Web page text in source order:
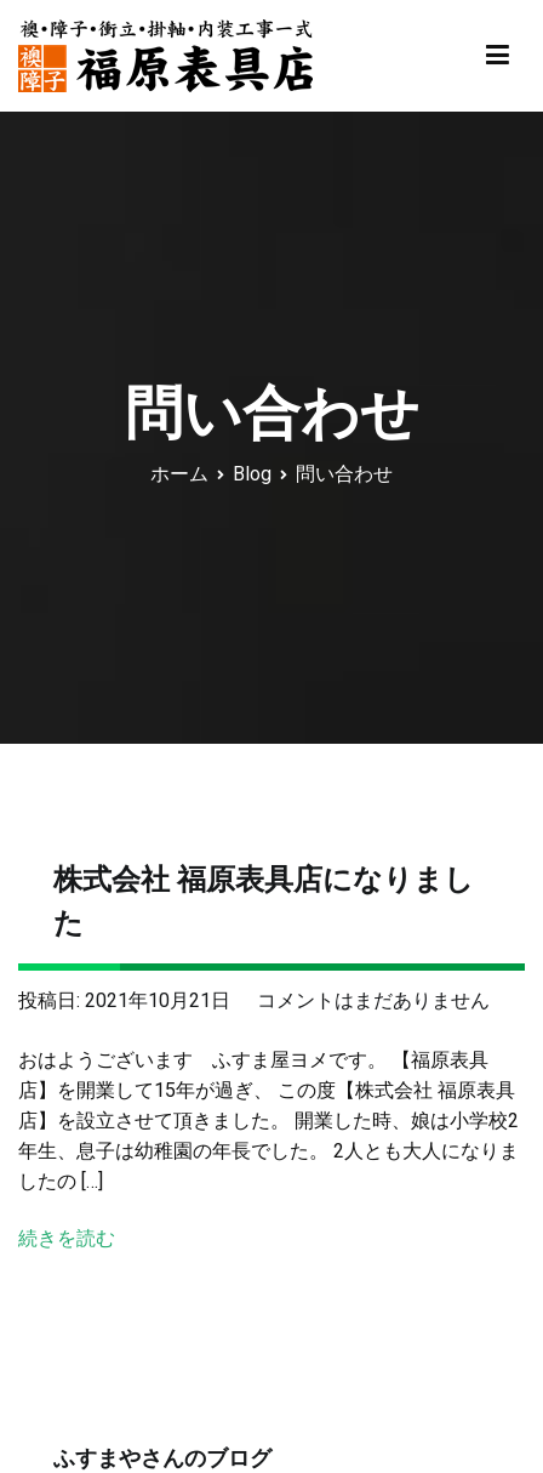
福原表具店
問い合わせ
ホーム Blog 問い合わせ
株式会社 福原表具店になりまし
た
投稿日: 2021年10月21日
株
会
福
原
へ
コメントはまだありません
おはようございます ふすま屋ヨメです。 【福原表具
店】を開業して15年が過ぎ、 この度【株式会社 福原表具
店】を設立させて頂きました。 開業した時、娘は小学校2
年生、息子は幼稚園の年長でした。 2人とも大人になりま
したの […]
続きを読む
ふすまやさんのブログ